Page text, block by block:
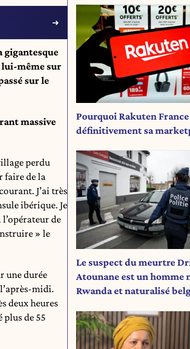
gigantesque
même sur
sur le
massive
perdu
faire de la
J’ai très
ibérique. Je
de
» le
une durée
midi.
deux heures
plus de 55
Pourquoi Rakuten
définitivement sa
Le suspect du meurtre
Atounane est un homme
Rwanda et naturalisé